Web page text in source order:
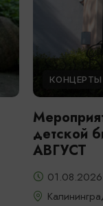
КОНЦЕРТЫ
детской
АВГУСТ